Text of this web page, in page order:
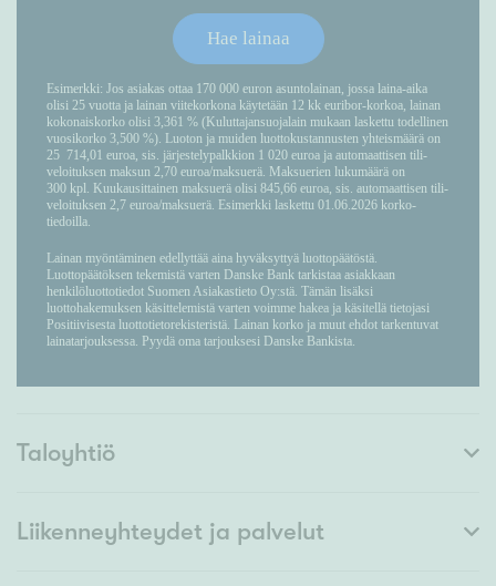
Taloyhtiö
Liikenneyhteydet ja palvelut